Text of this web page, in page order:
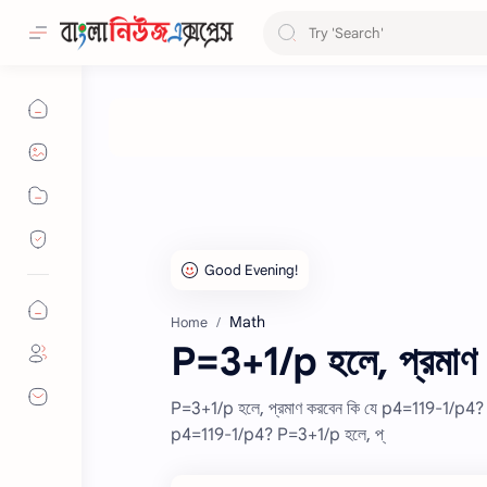
Home Math
P=3+1/p হলে,
P=3+1/p হলে, প্রমাণ করবেন কি যে p4=119-1/
p4=119-1/p4? P=3+1/p হলে, প্